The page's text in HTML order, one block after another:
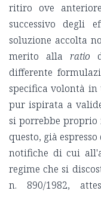
ritiro ove
successivo degli
soluzione accolta
merito allaratio
differente
specifica volontà in
pur ispirata a
si porrebbe
questo, già
notifiche di cui
regime che si
n. 890/1982,